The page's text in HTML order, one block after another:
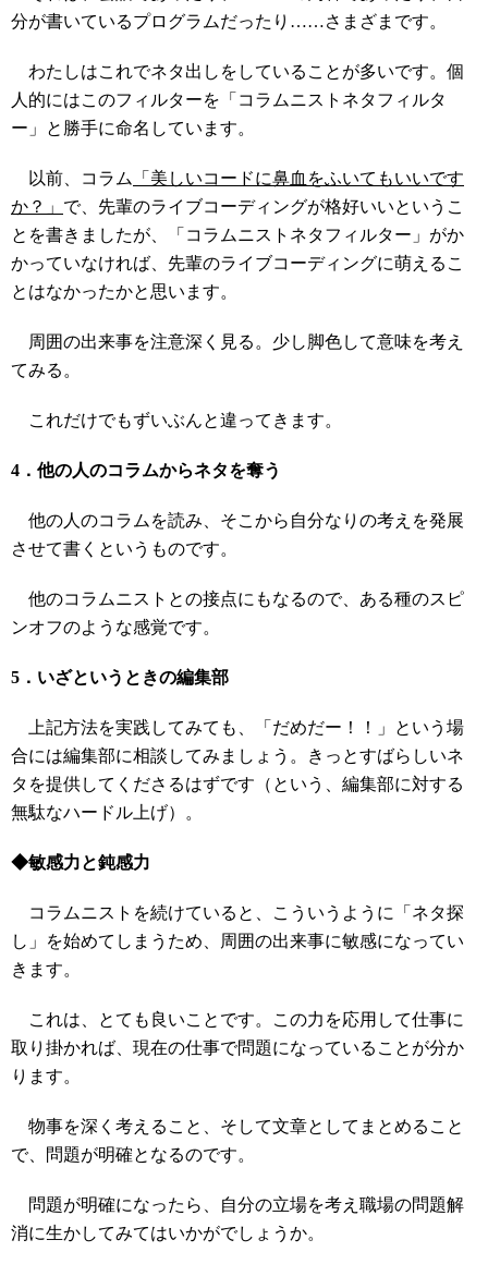
分が書いているプログラムだったり……さまざまです。
わたしはこれでネタ出しをしていることが多いです。個
人的にはこのフィルターを「コラムニストネタフィルタ
ー」と勝手に命名しています。
以前、コラム
「美しいコードに鼻血をふいてもいいです
か？」 で、先輩のライブコーディングが格好いいというこ
とを書きましたが、「コラムニストネタフィルター」がか
かっていなければ、先輩のライブコーディングに萌えるこ
とはなかったかと思います。
周囲の出来事を注意深く見る。少し脚色して意味を考え
てみる。
これだけでもずいぶんと違ってきます。
4．他の人のコラムからネタを奪う
他の人のコラムを読み、そこから自分なりの考えを発展
させて書くというものです。
他のコラムニストとの接点にもなるので、ある種のスピ
ンオフのような感覚です。
5．いざというときの編集部
上記方法を実践してみても、「だめだー！！」という場
合には編集部に相談してみましょう。きっとすばらしいネ
タを提供してくださるはずです（という、編集部に対する
無駄なハードル上げ）。
◆敏感力と鈍感力
コラムニストを続けていると、こういうように「ネタ探
し」を始めてしまうため、周囲の出来事に敏感になってい
きます。
これは、とても良いことです。この力を応用して仕事に
取り掛かれば、現在の仕事で問題になっていることが分か
ります。
物事を深く考えること、そして文章としてまとめること
で、問題が明確となるのです。
問題が明確になったら、自分の立場を考え職場の問題解
消に生かしてみてはいかがでしょうか。